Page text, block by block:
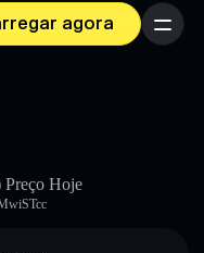
agora Menu
Preço Hoje